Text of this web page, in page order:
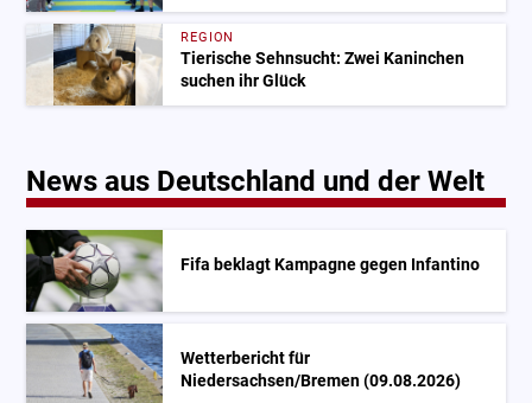
REGION
Tierische Sehnsucht: Zwei Kaninchen
suchen ihr Glück
News aus Deutschland und der Welt
Fifa beklagt Kampagne gegen Infantino
Wetterbericht für
Niedersachsen/Bremen (09.08.2026)